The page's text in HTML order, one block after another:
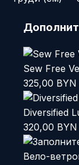
Sew Free
325,00 BYN
Diversified
320,00 BYN
Вело-